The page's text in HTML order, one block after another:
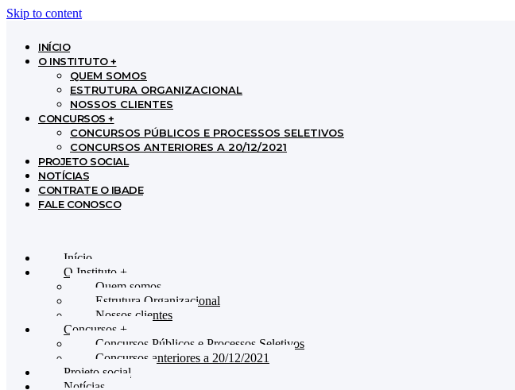
Skip to content
INÍCIO
O INSTITUTO +
QUEM SOMOS
ESTRUTURA ORGANIZACIONAL
NOSSOS CLIENTES
CONCURSOS +
CONCURSOS PÚBLICOS E PROCESSOS SELETIVOS
CONCURSOS ANTERIORES A 20/12/2021
PROJETO SOCIAL
NOTÍCIAS
CONTRATE O IBADE
FALE CONOSCO
Início
O Instituto +
Quem somos
Estrutura Organizacional
Nossos clientes
Concursos +
Concursos Públicos e Processos Seletivos
Concursos anteriores a 20/12/2021
Projeto social
Notícias